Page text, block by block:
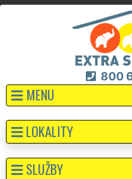
800
MENU
LOKALITY
SLUŽBY